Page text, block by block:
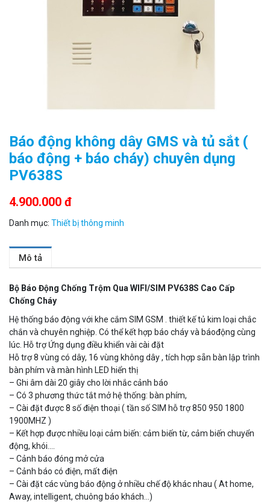
Báo động không dây GMS và tủ sắt (
báo động + báo cháy) chuyên dụng
PV638S
4.900.000 đ
Danh mục: Thiết bị thông minh
Mô tả
Bộ Báo Động Chống Trộm Qua WIFI/SIM PV638S Cao Cấp
Chống Cháy
Hệ thống báo động với khe cắm SIM GSM . thiết kế tủ kim loại chắc
chắn và chuyên nghiệp. Có thể kết hợp báo cháy và báođộng cùng
lúc. Hỗ trợ Ứng dụng điều khiển vài cài đặt
Hỗ trợ 8 vùng có dây, 16 vùng không dây , tích hợp sẵn bàn lập trình
bàn phím và màn hình LED hiển thị
– Ghi âm dài 20 giây cho lời nhắc cảnh báo
– Có 3 phương thức tắt mở hệ thống: bàn phím,
– Cài đặt được 8 số điện thoại ( tần số SIM hỗ trợ 850 950 1800
1900MHZ )
– Kết hợp được nhiều loại cảm biến: cảm biến từ, cảm biến chuyển
động, khói….
– Cảnh báo đóng mở cửa
– Cảnh báo có điện, mất điện
– Cài đặt các vùng báo động ở nhiều chế độ khác nhau ( At home,
Away, intelligent, chuông báo khách…)
Camera Wifi thông minh EZVIZ H6c Pro 3M 2K Tặng thẻ 64G
560.000 đ
MUA NGAY
Camera WiFi quay quét thông minh 2MP EZVIZ H8C